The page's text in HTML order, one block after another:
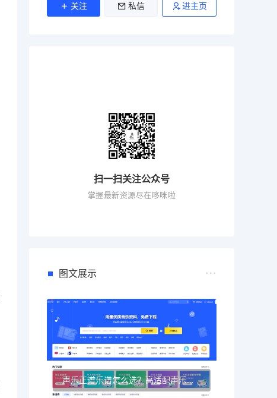
关注 私信 进主页
扫一扫关注公众号
掌握最新资源尽在哆咪啦
图文展示
声乐正谱乐谱怎么选？高适配声乐正谱钢琴伴奏资源推荐